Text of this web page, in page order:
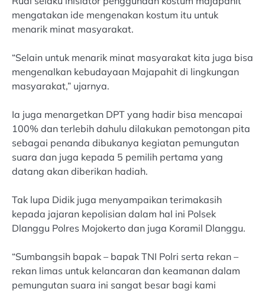
mengatakan ide mengenakan kostum itu untuk
menarik minat masyarakat.
“Selain untuk menarik minat masyarakat kita juga bisa
mengenalkan kebudayaan Majapahit di lingkungan
masyarakat,” ujarnya.
Ia juga menargetkan DPT yang hadir bisa mencapai
100% dan terlebih dahulu dilakukan pemotongan pita
sebagai penanda dibukanya kegiatan pemungutan
suara dan juga kepada 5 pemilih pertama yang
datang akan diberikan hadiah.
Tak lupa Didik juga menyampaikan terimakasih
kepada jajaran kepolisian dalam hal ini Polsek
Dlanggu Polres Mojokerto dan juga Koramil Dlanggu.
“Sumbangsih bapak – bapak TNI Polri serta rekan –
rekan limas untuk kelancaran dan keamanan dalam
pemungutan suara ini sangat besar bagi kami